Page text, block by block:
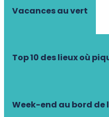
Vacances au vert
Top 10 des lieux où
Week-end au bord de
!